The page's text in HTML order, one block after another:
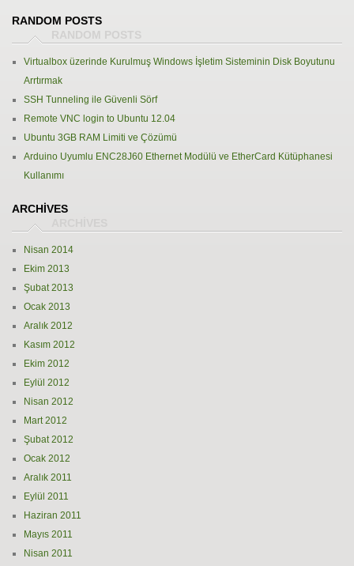
RANDOM POSTS
Virtualbox üzerinde Kurulmuş Windows İşletim Sisteminin Disk Boyutunu
Arrtırmak
SSH Tunneling ile Güvenli Sörf
Remote VNC login to Ubuntu 12.04
Ubuntu 3GB RAM Limiti ve Çözümü
Arduino Uyumlu ENC28J60 Ethernet Modülü ve EtherCard Kütüphanesi
Kullanımı
ARCHIVES
Nisan 2014
Ekim 2013
Şubat 2013
Ocak 2013
Aralık 2012
Kasım 2012
Ekim 2012
Eylül 2012
Nisan 2012
Mart 2012
Şubat 2012
Ocak 2012
Aralık 2011
Eylül 2011
Haziran 2011
Mayıs 2011
Nisan 2011